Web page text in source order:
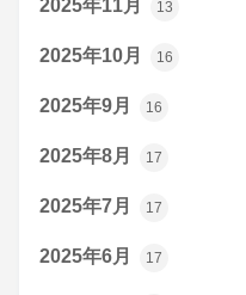
2025年11月 13
2025年10月 16
2025年9月 16
2025年8月 17
2025年7月 17
2025年6月 17